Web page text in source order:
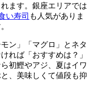
ます。銀座エリアでは
い寿司 も人気がありま
ン」「マグロ」とネタ
れば「おすすめは？」
初鰹やアジ、夏はイワ
、美味しくて値段も抑